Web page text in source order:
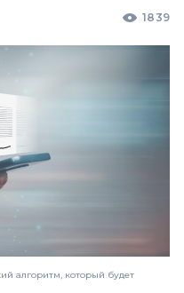
1839
алгоритм, который будет